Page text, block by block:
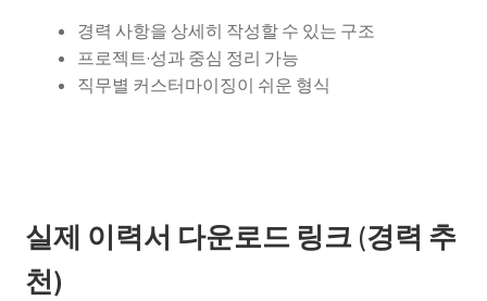
경력 사항을 상세히 작성할 수 있는 구조
프로젝트·성과 중심 정리 가능
직무별 커스터마이징이 쉬운 형식
실제 이력서 다운로드 링크 (경력 추
천)